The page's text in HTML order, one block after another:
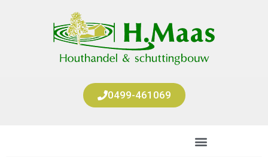
0499-461069